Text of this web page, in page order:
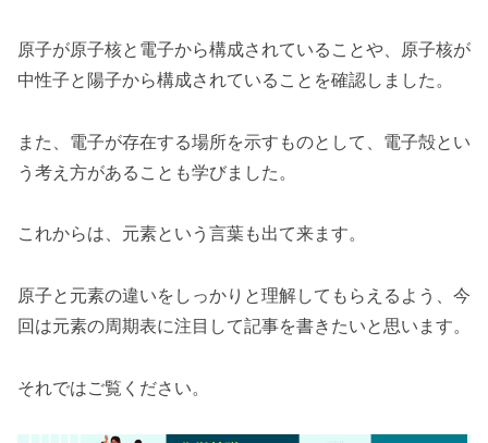
原子が原子核と電子から構成されていることや、原子核が
中性子と陽子から構成されていることを確認しました。
また、電子が存在する場所を示すものとして、電子殻とい
う考え方があることも学びました。
これからは、元素という言葉も出て来ます。
原子と元素の違いをしっかりと理解してもらえるよう、今
回は元素の周期表に注目して記事を書きたいと思います。
それではご覧ください。